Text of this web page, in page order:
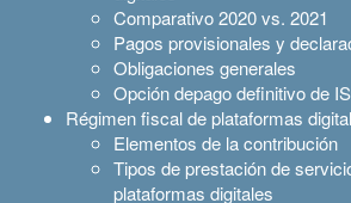
Comparativo 2020 vs. 2021
Pagos provisionales y
Obligaciones generales
Opción depago definitivo de
Régimen fiscal de plataformas
Elementos de la contribución
Tipos de prestación de
plataformas digitales